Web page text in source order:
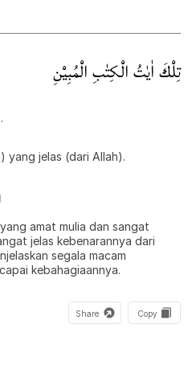
تِلْكَ اٰيٰتُ الْكِتٰبِ الْمُبِيْنِ
yang jelas (dari Allah).
amat mulia dan sangat
jelas kebenarannya dari
segala macam
kebahagiaannya.
Share Copy